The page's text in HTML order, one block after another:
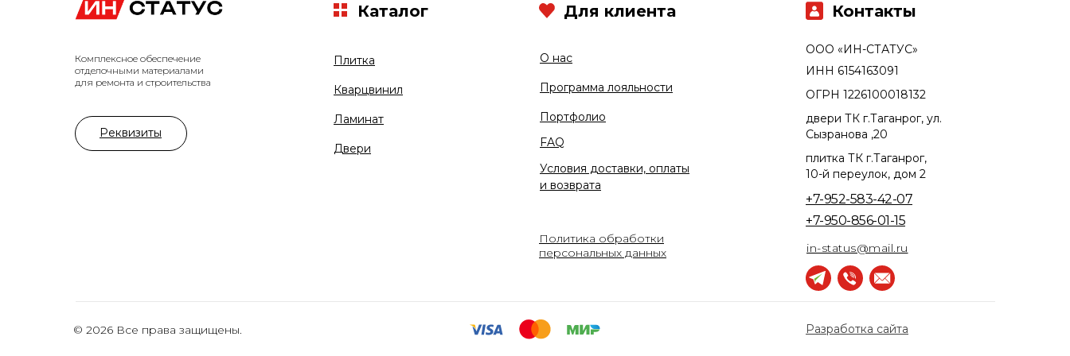
© 2026 Все права защищены.
Политика обработки
персональных данных
Комплексное обеспечение
отделочными материалами
для ремонта и строительства
Плитка
Кварцвинил
+7-950-856-01-15
+7-952-583-42-07
О нас
Ламинат
Программа лояльности
Двери
Портфолио
ООО «ИН-СТАТУС»
плитка ТК г.Таганрог,
10-й переулок, дом 2
двери ТК г.Таганрог, ул.
Сызранова ,20
ОГРН 1226100018132
ИНН 6154163091
Разработка сайта
Условия доставки, оплаты
и возврата
FAQ
Каталог
in-status@mail.ru
Контакты
Для клиента
Реквизиты